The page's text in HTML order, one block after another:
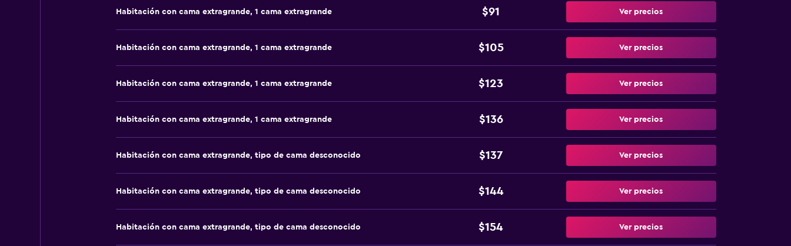
Habitación con cama extragrande, 1 cama extragrande $91 Ver precios
Habitación con cama extragrande, 1 cama extragrande $105 Ver precios
Habitación con cama extragrande, 1 cama extragrande $123 Ver precios
Habitación con cama extragrande, 1 cama extragrande $136 Ver precios
Habitación con cama extragrande, tipo de cama desconocido $137 Ver precios
Habitación con cama extragrande, tipo de cama desconocido $144 Ver precios
Habitación con cama extragrande, tipo de cama desconocido $154 Ver precios